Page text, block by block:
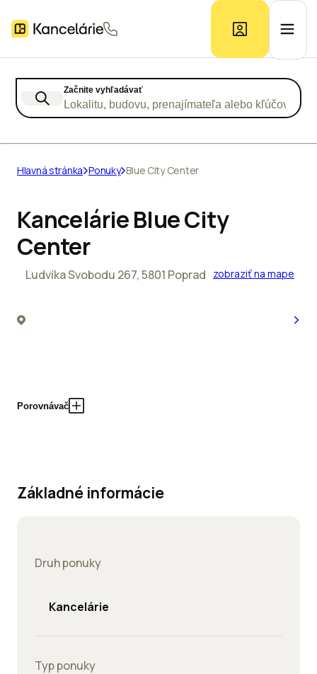
Prieskum trhu
Začnite vyhľadávať
Lokalitu, budovu, prenajímateľa alebo kľúčové
Hlavná stránka Ponuky Blue City Center
Kancelárie Blue City
Center
Ludvíka Svobodu 267, 5801 Poprad zobraziť na mape
Porovnávač
Základné informácie
Druh ponuky
Kancelárie
Typ ponuky